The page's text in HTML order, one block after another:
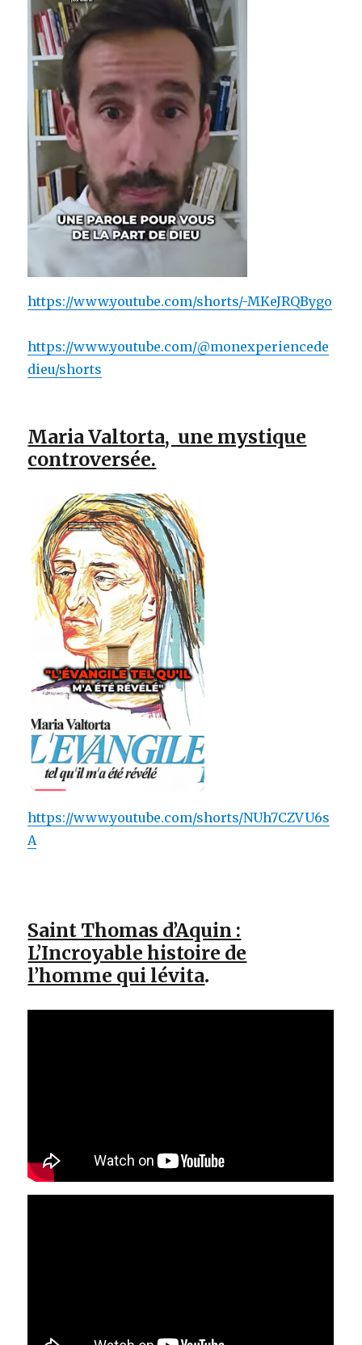
https://www.youtube.com/shorts/-MKeJRQBygo
https://www.youtube.com/@monexperiencede
dieu/shorts
Maria Valtorta, une mystique
controversée.
https://www.youtube.com/shorts/NUh7CZVU6s
A
Saint Thomas d’Aquin :
L’Incroyable histoire de
l’homme qui lévita.